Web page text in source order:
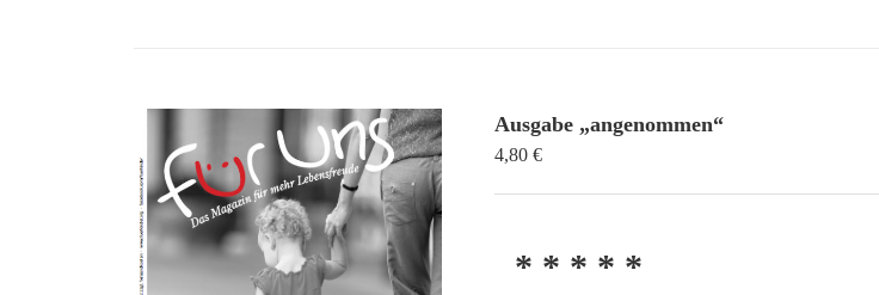
Ausgabe „angenommen“
4,80€
* * * * *